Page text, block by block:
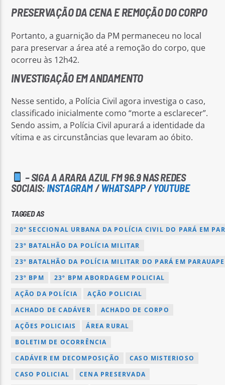
PRESERVAÇÃO DA CENA E REMOÇÃO DO CORPO
Portanto, a guarnição da PM permaneceu no local
para preservar a área até a remoção do corpo, que
ocorreu às 12h42.
INVESTIGAÇÃO EM ANDAMENTO
Nesse sentido, a Polícia Civil agora investiga o caso,
classificado inicialmente como “morte a esclarecer”.
Sendo assim, a Polícia Civil apurará a identidade da
vítima e as circunstâncias que levaram ao óbito.
– SIGA A ARARA AZUL FM 96.9 NAS REDES
SOCIAIS:INSTAGRAM/WHATSAPP/YOUTUBE
TAGGED AS
20º SECCIONAL URBANA DA POLÍCIA CIVIL DO PARÁ EM
23º BATALHÃO DA POLÍCIA MILITAR
23º BATALHÃO DA POLÍCIA MILITAR DO PARÁ EM
23º BPM
23º BPM ABORDAGEM POLICIAL
AÇÃO DA POLÍCIA
AÇÃO POLICIAL
ACHADO DE CADÁVER
ACHADO DE CORPO
AÇÕES POLICIAIS
ÁREA RURAL
BOLETIM DE OCORRÊNCIA
CADÁVER EM DECOMPOSIÇÃO
CASO MISTERIOSO
CASO POLICIAL
CENA PRESERVADA